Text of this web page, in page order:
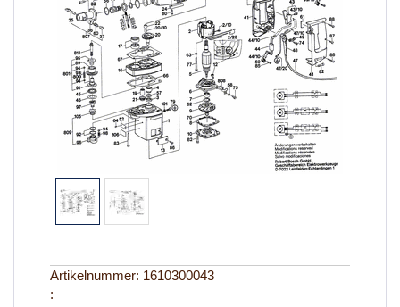
Artikelnummer: 1610300043
: